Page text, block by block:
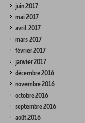
juin 2017
mai 2017
avril 2017
mars 2017
février 2017
janvier 2017
décembre 2016
novembre 2016
octobre 2016
septembre 2016
août 2016